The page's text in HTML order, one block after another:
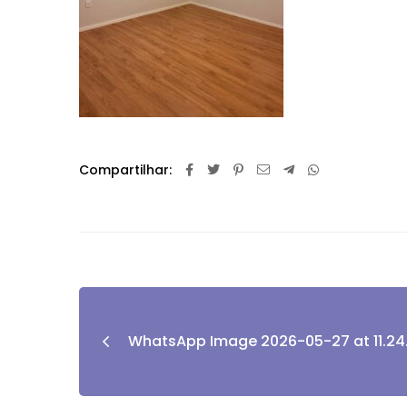
Compartilhar:
WhatsApp Image 2026-05-27 at